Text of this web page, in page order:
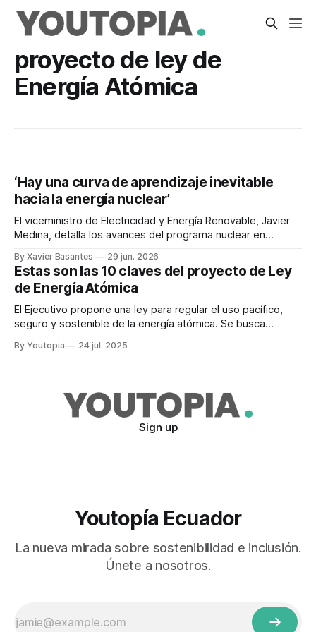
proyecto de ley de
Energía Atómica
‘Hay una curva de aprendizaje inevitable
hacia la energía nuclear’
El viceministro de Electricidad y Energía Renovable, Javier
Medina, detalla los avances del programa nuclear en
By Xavier Basantes 29 jun. 2026
Estas son las 10 claves del proyecto de Ley
de Energía Atómica
El Ejecutivo propone una ley para regular el uso pacífico,
seguro y sostenible de la energía atómica. Se busca
By Youtopia 24 jul. 2025
Sign up
Youtopía Ecuador
La nueva mirada sobre sostenibilidad e inclusión.
Únete a nosotros.